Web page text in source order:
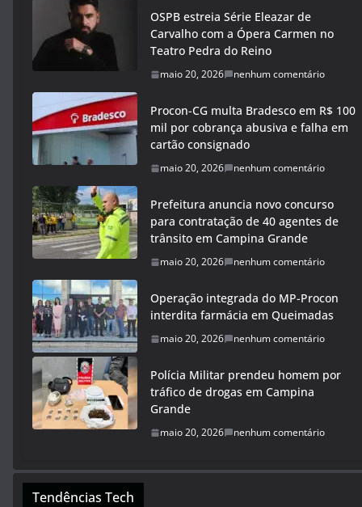
OSPB estreia Série Eleazar de
Carvalho com a Ópera Carmen no
Teatro Pedra do Reino
maio 20, 2026 nenhum comentário
Procon-CG multa Bradesco em R$ 100
mil por cobrança abusiva e falha em
cartão consignado
maio 20, 2026 nenhum comentário
Prefeitura anuncia novo concurso
para contratação de 40 agentes de
trânsito em Campina Grande
maio 20, 2026 nenhum comentário
Operação integrada do MP-Procon
interdita farmácia em Queimadas
maio 20, 2026 nenhum comentário
Polícia Militar prendeu homem por
tráfico de drogas em Campina
Grande
maio 20, 2026 nenhum comentário
Tendências Tech